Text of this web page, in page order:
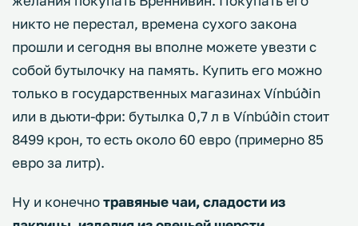
никто не перестал, времена сухого закона
прошли и сегодня вы вполне можете увезти с
собой бутылочку на память. Купить его можно
только в государственных магазинах Vínbúðin
или в дьюти-фри: бутылка 0,7 л в Vínbúðin стоит
8499 крон, то есть около 60 евро (примерно 85
евро за литр).
Ну и конечнотравяные чаи, сладости из